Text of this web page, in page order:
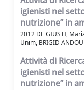
igienisti nel
nutrizione” in
2012 DE GIUSTI,
Unim, BRIGID
Attività di
igienisti nel
nutrizione” in